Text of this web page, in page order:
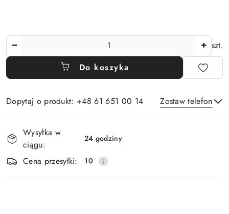
szt.
Do koszyka
Dopytaj o produkt: +48 61 651 00 14 Zostaw telefon
Dostępność
i
dostawa
Wysyłka w
ciągu:
24 godziny
Cena przesyłki: 10